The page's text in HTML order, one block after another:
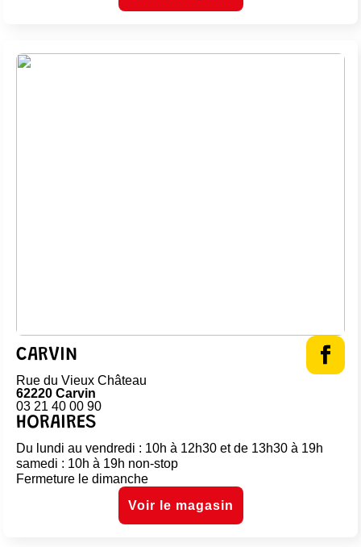
CARVIN
Rue du Vieux Château
62220 Carvin
03 21 40 00 90
HORAIRES
Du lundi au vendredi : 10h à 12h30 et de 13h30 à 19h
samedi : 10h à 19h non-stop
Fermeture le dimanche
Voir le magasin